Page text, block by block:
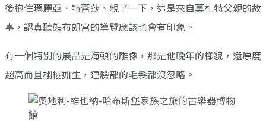
後抱住瑪麗亞．特蕾莎、親了一下，這是來自莫札特父親的故
事，認真聽熊布朗宮的導覽應該也會有印象。
有一個特別的展品是海頓的雕像，那是他晚年的樣貌，還原度
超高而且栩栩如生，連臉部的毛髮都沒忽略。